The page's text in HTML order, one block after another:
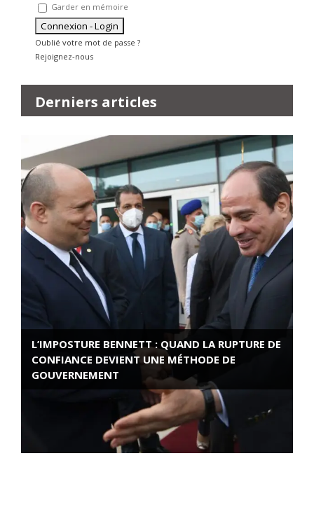
Garder en mémoire
Oublié votre mot de passe ?
Rejoignez-nous
Derniers articles
L’IMPOSTURE BENNETT : QUAND LA RUPTURE DE
CONFIANCE DEVIENT UNE MÉTHODE DE
GOUVERNEMENT
ROSE VALLAND, HEROÏNE DE LA RESISTANCE